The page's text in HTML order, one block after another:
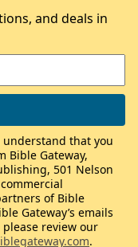
and deals in
that you
Bible Gateway,
501 Nelson
of Bible
Gateway’s emails
review our
.